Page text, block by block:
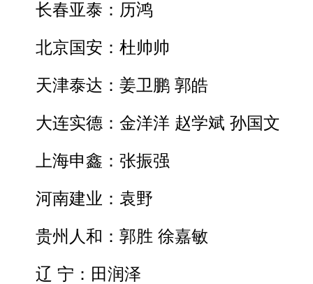
长春亚泰：历鸿
北京国安：杜帅帅
天津泰达：姜卫鹏 郭皓
大连实德：金洋洋 赵学斌 孙国文
上海申鑫：张振强
河南建业：袁野
贵州人和：郭胜 徐嘉敏
辽 宁：田润泽